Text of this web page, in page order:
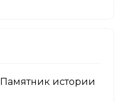
Памятник истории